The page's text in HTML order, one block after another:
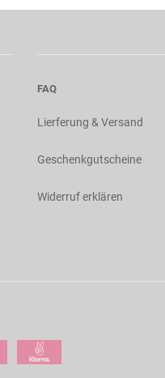
FAQ
Lierferung & Versand
Geschenkgutscheine
Widerruf erklären